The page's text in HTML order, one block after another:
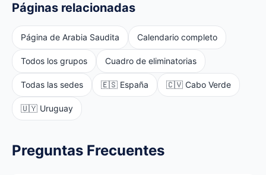
Páginas relacionadas
Página de Arabia Saudita Calendario completo
Todos los grupos Cuadro de eliminatorias
Todas las sedes 🇪🇸 España 🇨🇻 Cabo Verde
🇺🇾 Uruguay
Preguntas Frecuentes